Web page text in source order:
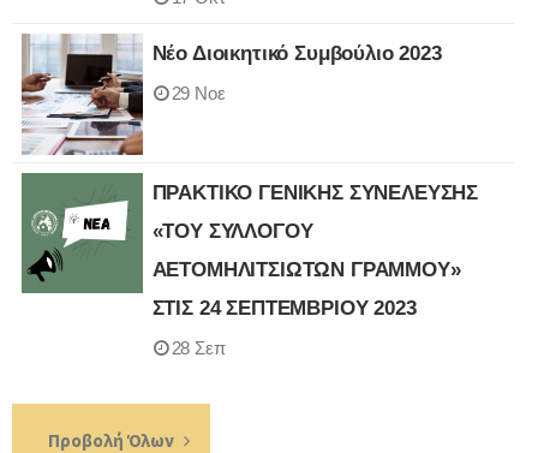
Νέο Διοικητικό Συμβούλιο 2023
29 Νοε
ΠΡΑΚΤΙΚΟ ΓΕΝΙΚΗΣ ΣΥΝΕΛΕΥΣΗΣ
«ΤΟΥ ΣΥΛΛΟΓΟΥ
ΑΕΤΟΜΗΛΙΤΣΙΩΤΩΝ ΓΡΑΜΜΟΥ»
ΣΤΙΣ 24 ΣΕΠΤΕΜΒΡΙΟΥ 2023
28 Σεπ
Προβολή Όλων